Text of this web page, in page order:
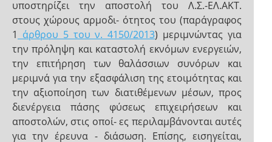
υποστηρίζει την αποστολή του Λ.Σ.-ΕΛ.ΑΚΤ.
στους χώρους αρμοδι- ότητος του (παράγραφος
1 άρθρου 5 του ν. 4150/2013) μεριμνώντας για
την πρόληψη και καταστολή εκνόμων ενεργειών,
την επιτήρηση των θαλάσσιων συνόρων και
μεριμνά για την εξασφάλιση της ετοιμότητας και
την αξιοποίηση των διατιθέμενων μέσων, προς
διενέργεια πάσης φύσεως επιχειρήσεων και
αποστολών, στις οποί- ες περιλαμβάνονται αυτές
για την έρευνα - διάσωση. Επίσης, εισηγείται,